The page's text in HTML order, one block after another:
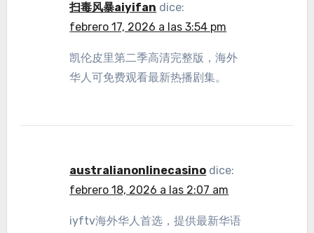
扫毒风暴aiyifan dice:
febrero 17, 2026 a las 3:54 pm
凯伦皮里第二季高清完整版，海外
华人可免费观看最新热播剧集。
australianonlinecasino dice:
febrero 18, 2026 a las 2:07 am
iyftv海外华人首选，提供最新华语